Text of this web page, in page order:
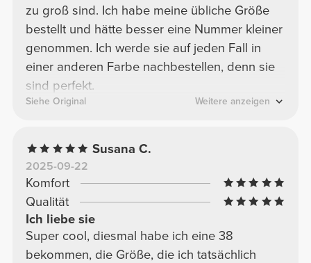
zu groß sind. Ich habe meine übliche Größe
bestellt und hätte besser eine Nummer kleiner
genommen. Ich werde sie auf jeden Fall in
einer anderen Farbe nachbestellen, denn sie
sind perfekt.
Siehe Original Weitere anzeigen
Susana C.
2025-09-22
Komfort
Qualität
Ich liebe sie
Super cool, diesmal habe ich eine 38
bekommen, die Größe, die ich tatsächlich